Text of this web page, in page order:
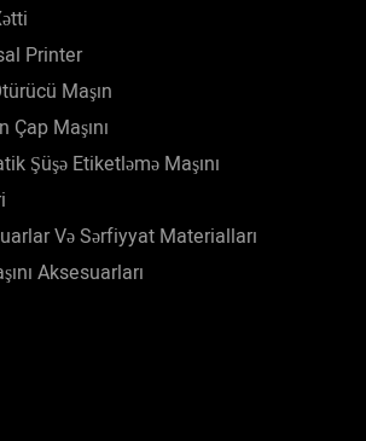
Printer
Maşın
Çap Maşını
Şüşə Etiketləmə Maşını
Və Sərfiyyat Materialları
Aksesuarları